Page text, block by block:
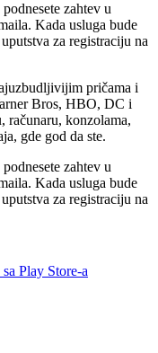
zahtev u
Kada usluga bude
za registraciju na
pričama i
Bros, HBO, DC i
računaru, konzolama,
gde god da ste.
zahtev u
Kada usluga bude
za registraciju na
Play Store-a